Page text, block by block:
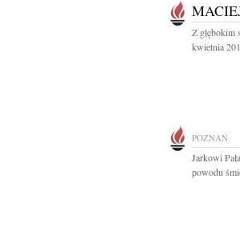
Z głębokim
kwietnia
POZNAŃ
Jarkowi
powodu